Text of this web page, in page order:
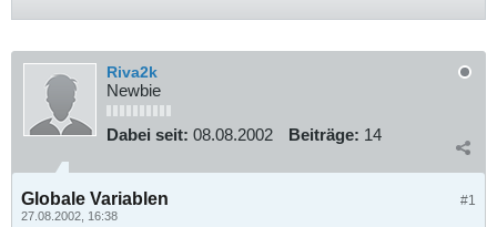
Riva2k
Newbie
Dabei seit: 08.08.2002 Beiträge: 14
#1
Globale Variablen
27.08.2002, 16:38